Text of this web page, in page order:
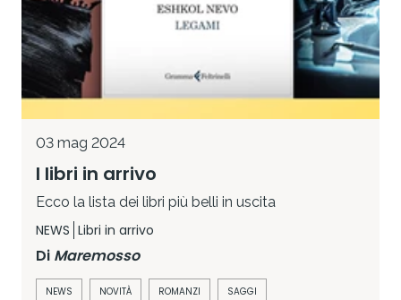
03 mag 2024
I libri in arrivo
Ecco la lista dei libri più belli in uscita
NEWS Libri in arrivo
Di Maremosso
NEWS NOVITÀ ROMANZI SAGGI